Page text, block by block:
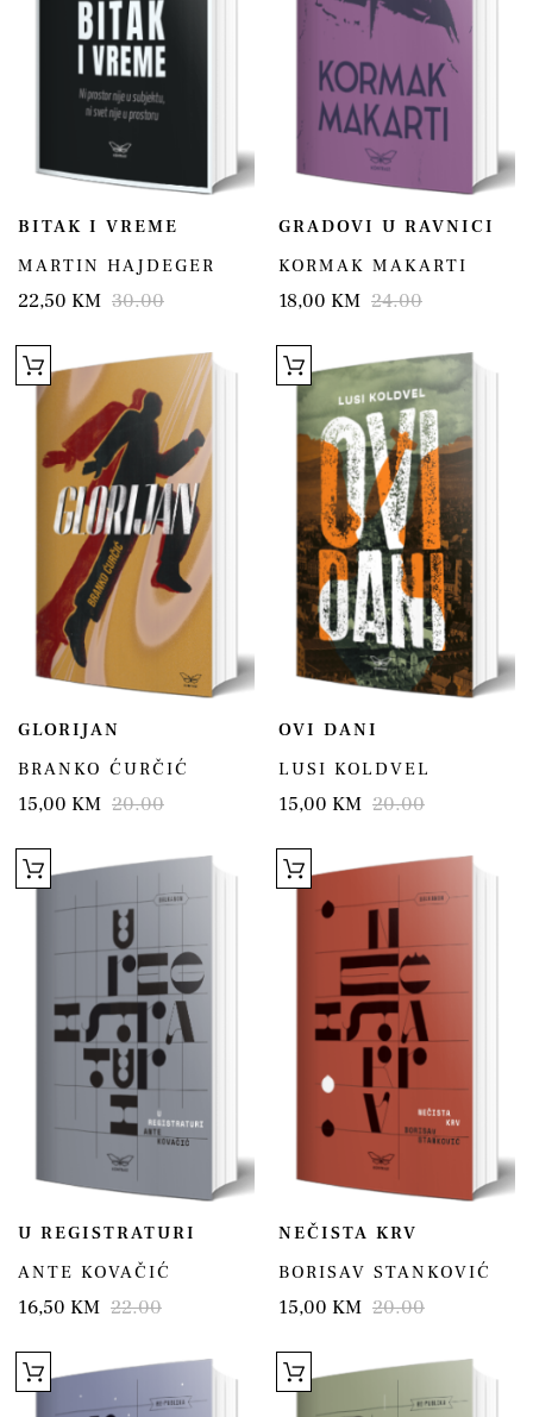
BITAK I VREME
MARTIN HAJDEGER
22,50 KM 30.00
GRADOVI U RAVNICI
KORMAK MAKARTI
18,00 KM 24.00
GLORIJAN
BRANKO ĆURČIĆ
15,00 KM 20.00
OVI DANI
LUSI KOLDVEL
15,00 KM 20.00
U REGISTRATURI
ANTE KOVAČIĆ
16,50 KM 22.00
NEČISTA KRV
BORISAV STANKOVIĆ
15,00 KM 20.00